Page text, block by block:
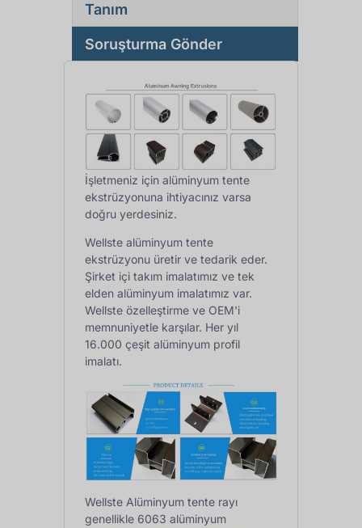
Tanım
Soruşturma Gönder
İşletmeniz için alüminyum tente
ekstrüzyonuna ihtiyacınız varsa
doğru yerdesiniz.
Wellste alüminyum tente
ekstrüzyonu üretir ve tedarik eder.
Şirket içi takım imalatımız ve tek
elden alüminyum imalatımız var.
Wellste özelleştirme ve OEM'i
memnuniyetle karşılar. Her yıl
16.000 çeşit alüminyum profil
imalatı.
Wellste Alüminyum tente rayı
genellikle 6063 alüminyum